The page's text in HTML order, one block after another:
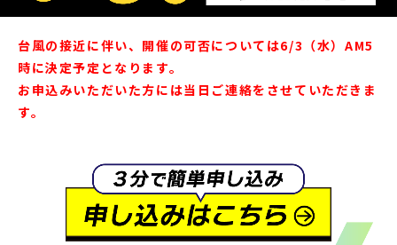
台風の接近に伴い、開催の可否については6/3（水）AM5
時に決定予定となります。
お申込みいただいた方には当日ご連絡をさせていただきま
す。